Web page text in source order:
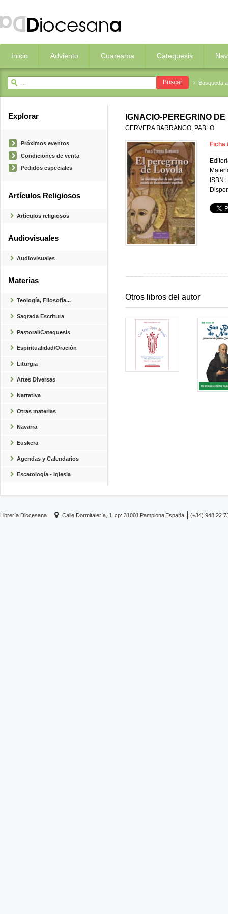
Inicio Adviento Cuaresma Catequesis
Busqueda
Explorar
Próximos eventos
Condiciones de venta
Pedidos especiales
Artículos Religiosos
Artículos religiosos
Audiovisuales
Audiovisuales
Materias
Teología, Filosofía...
Sagrada Escritura
Pastoral/Catequesis
Espiritualidad/Oración
Liturgia
Artes Diversas
Narrativa
Otras materias
Navarra
Euskera
Agendas y Calendarios
Escatología - Iglesia
IGNACIO-PEREGRINO
CERVERA BARRANCO, PABLO
Ficha
ISBN:
Otros libros del autor
Librería Diocesana Calle Dormitalería, 1. cp: 31001 Pamplona España (+34) 948 22